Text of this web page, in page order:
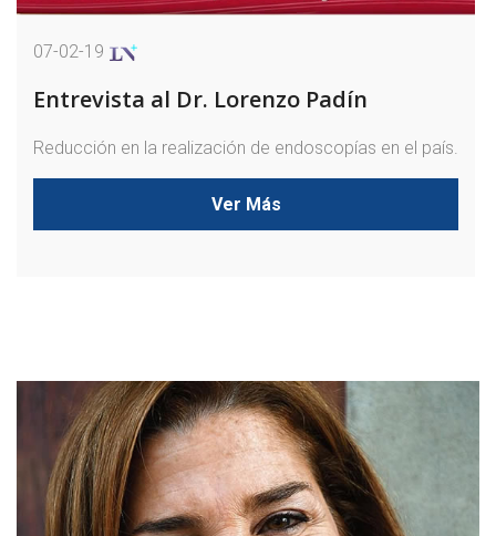
07-02-19
Entrevista al Dr. Lorenzo Padín
Reducción en la realización de endoscopías en el país.
Ver Más